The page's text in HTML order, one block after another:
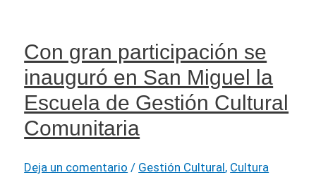
Con gran participación se
inauguró en San Miguel la
Escuela de Gestión Cultural
Comunitaria
Deja un comentario / Gestión Cultural, Cultura